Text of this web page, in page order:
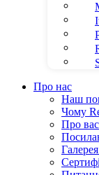
Про нас
Наш
Чому
Про